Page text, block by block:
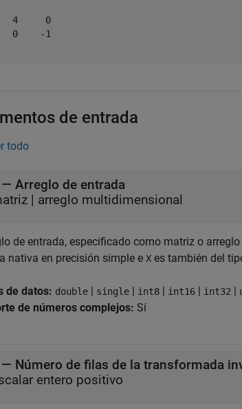
4     0
0    -1
de entrada
todo
— Arreglo de entrada
| arreglo multidimensional
de entrada, especificado como matriz o
nativa en precisión simple e X es también del
de datos: double | single | int8 | int16 | int32 |
de números complejos: Sí
— Número de filas de la transformada
entero positivo